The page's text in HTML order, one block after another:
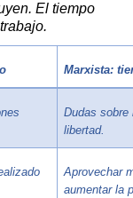
El tiempo
Marxista:
Dudas sobre
libertad.
Aprovechar
aumentar la